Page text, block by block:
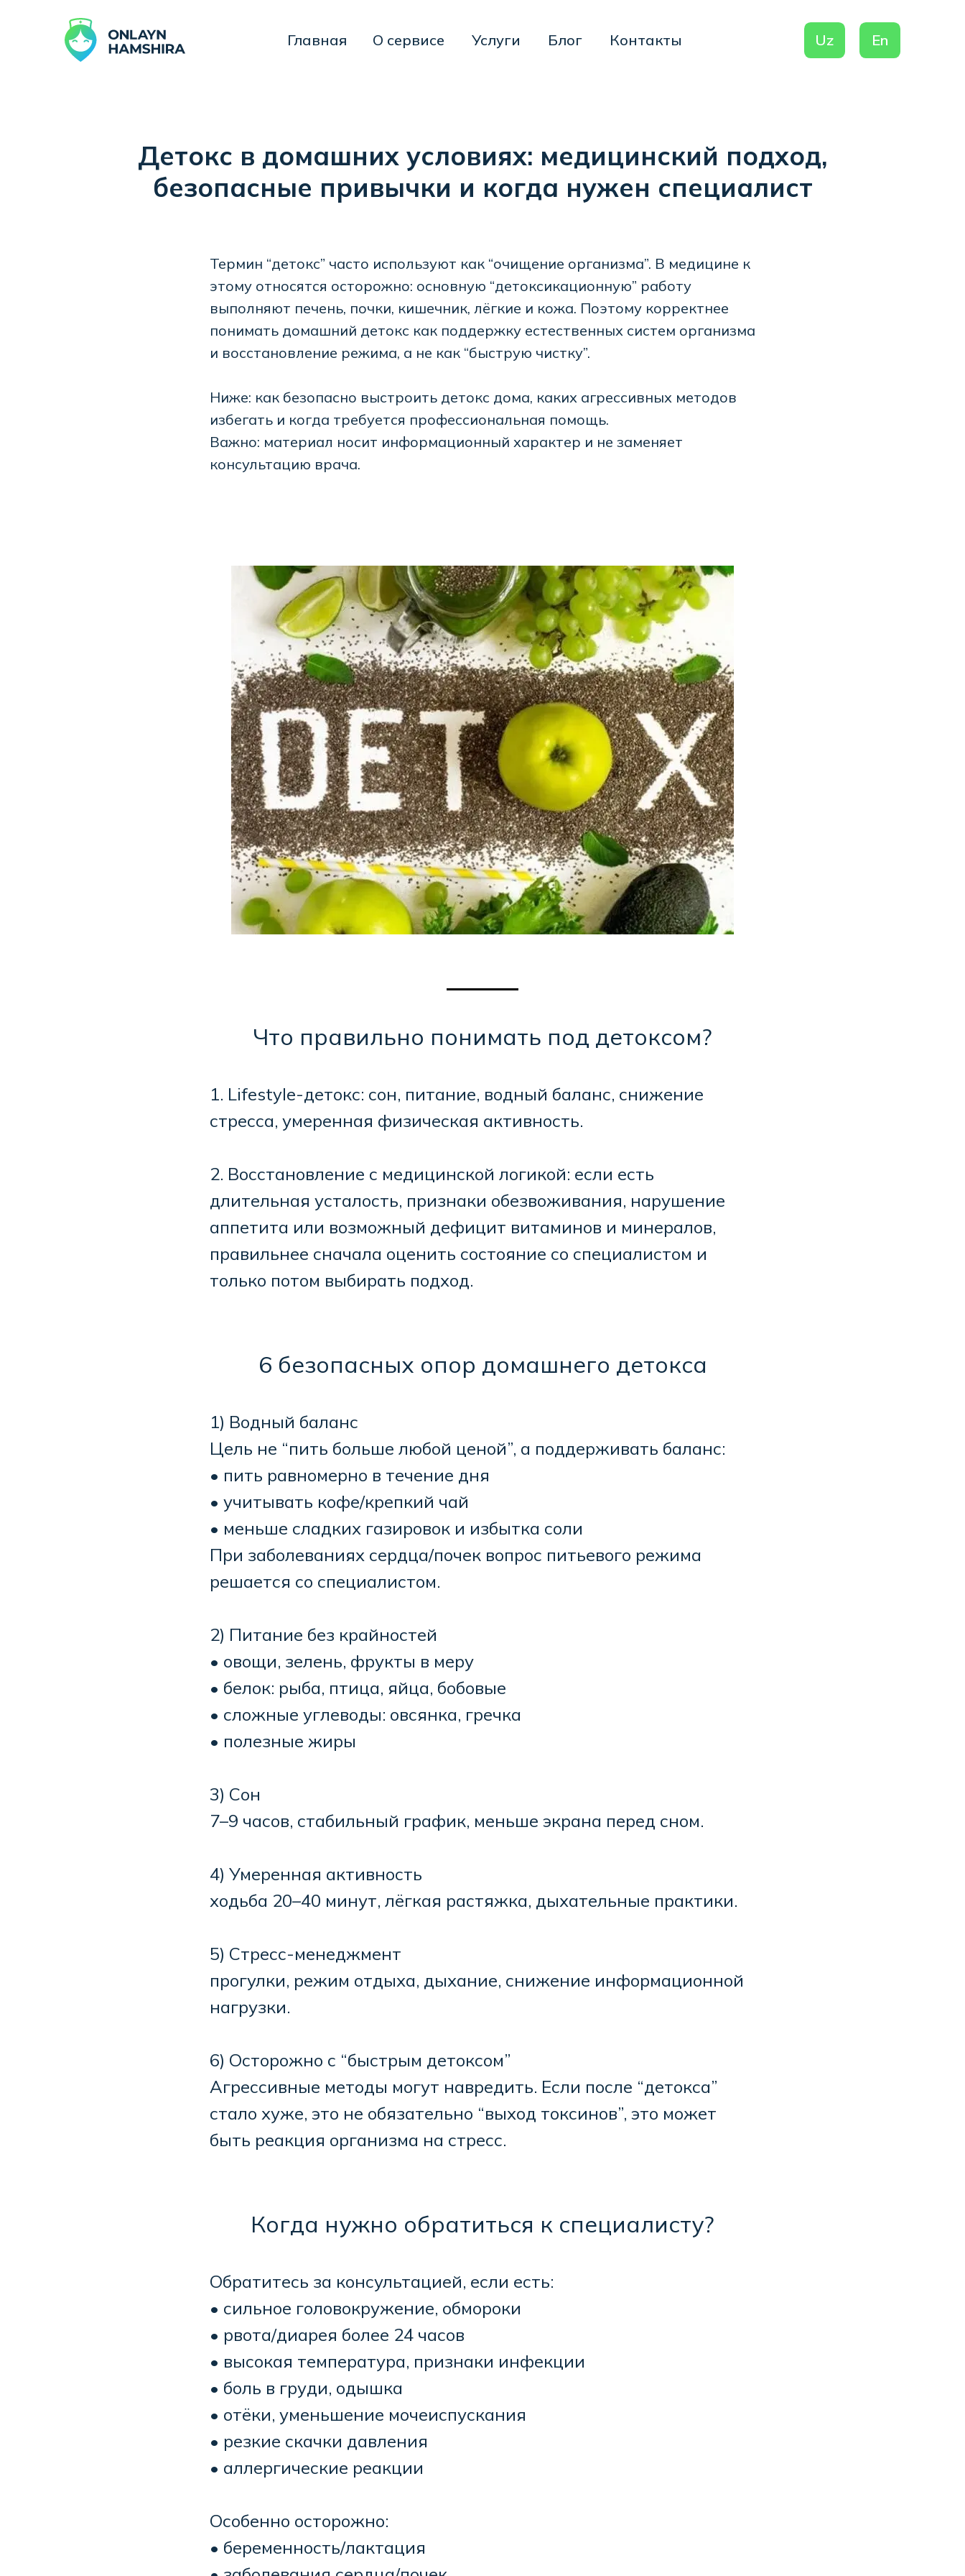
Контакты
Блог
Услуги
О сервисе
Главная
Детокс в домашних условиях: медицинский подход,
безопасные привычки и когда нужен специалист
Термин “детокс” часто используют как “очищение организма”. В медицине к
этому относятся осторожно: основную “детоксикационную” работу
выполняют печень, почки, кишечник, лёгкие и кожа. Поэтому корректнее
понимать домашний детокс как поддержку естественных систем организма
и восстановление режима, а не как “быструю чистку”.
Ниже: как безопасно выстроить детокс дома, каких агрессивных методов
избегать и когда требуется профессиональная помощь.
Важно: материал носит информационный характер и не заменяет
консультацию врача.
Что правильно понимать под детоксом?
1. Lifestyle-детокс: сон, питание, водный баланс, снижение
стресса, умеренная физическая активность.
2. Восстановление с медицинской логикой: если есть
длительная усталость, признаки обезвоживания, нарушение
аппетита или возможный дефицит витаминов и минералов,
правильнее сначала оценить состояние со специалистом и
только потом выбирать подход.
6 безопасных опор домашнего детокса
1) Водный баланс
Цель не “пить больше любой ценой”, а поддерживать баланс:
• пить равномерно в течение дня
• учитывать кофе/крепкий чай
• меньше сладких газировок и избытка соли
При заболеваниях сердца/почек вопрос питьевого режима
решается со специалистом.
2) Питание без крайностей
• овощи, зелень, фрукты в меру
• белок: рыба, птица, яйца, бобовые
• сложные углеводы: овсянка, гречка
• полезные жиры
3) Сон
7–9 часов, стабильный график, меньше экрана перед сном.
4) Умеренная активность
ходьба 20–40 минут, лёгкая растяжка, дыхательные практики.
5) Стресс-менеджмент
прогулки, режим отдыха, дыхание, снижение информационной
нагрузки.
6) Осторожно с “быстрым детоксом”
Агрессивные методы могут навредить. Если после “детокса”
стало хуже, это не обязательно “выход токсинов”, это может
быть реакция организма на стресс.
Когда нужно обратиться к специалисту?
Обратитесь за консультацией, если есть:
• сильное головокружение, обмороки
• рвота/диарея более 24 часов
• высокая температура, признаки инфекции
• боль в груди, одышка
• отёки, уменьшение мочеиспускания
• резкие скачки давления
• аллергические реакции
Особенно осторожно:
• беременность/лактация